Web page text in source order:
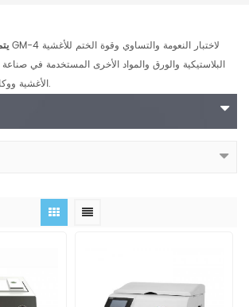
GM-4 لاختبار النعومة والتساوي وقوة الختم للأغشية
البلاستيكية والورق والمواد الأخرى المستخدمة في صناعة
الأغشية ووكالة التفتيش وما إلى ذلك.